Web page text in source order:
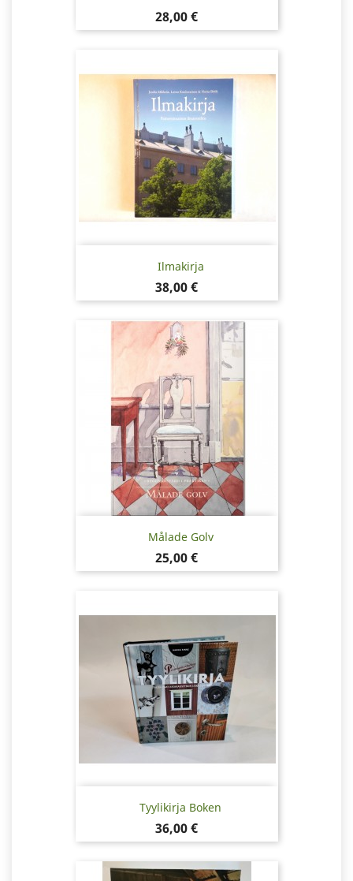
Pris
28,00 €
Ilmakirja
Pris
38,00 €
Målade Golv
Pris
25,00 €
Tyylikirja Boken
Pris
36,00 €